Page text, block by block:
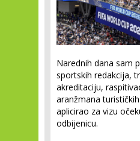
Narednih dana sam
sportskih redakcija,
akreditaciju,
aranžmana
aplicirao za vizu
odbijenicu.